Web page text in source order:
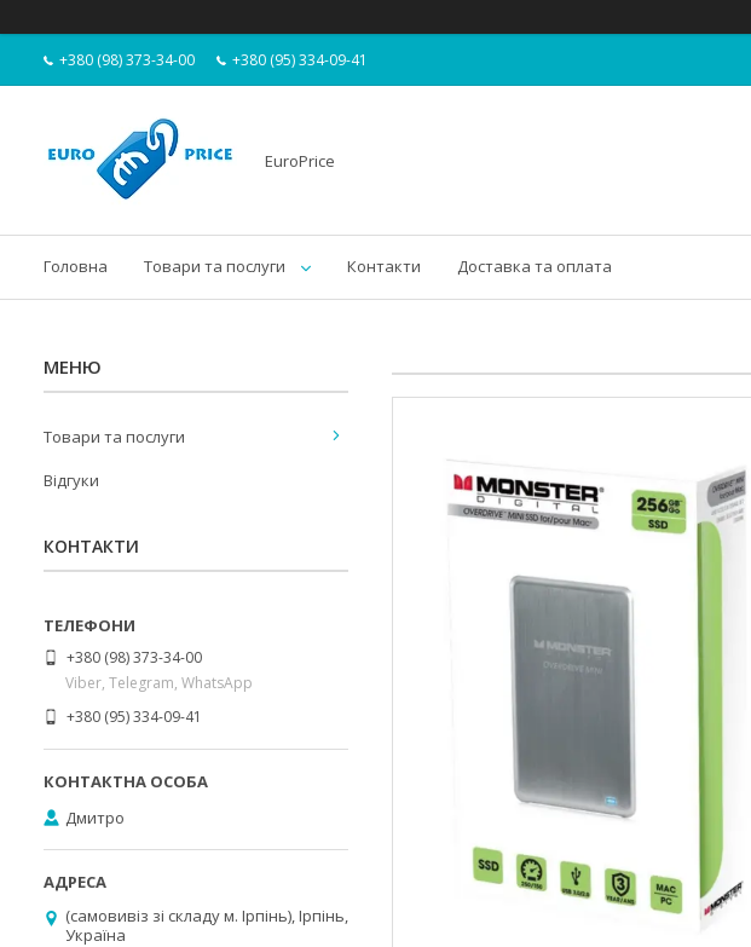
+380 (98) 373-34-00 +380 (95) 334-09-41
EuroPrice
Головна Товари та послуги Контакти Доставка та оплата
Товари та послуги
Відгуки
КОНТАКТИ
+380 (98) 373-34-00
Viber, Telegram, WhatsApp
+380 (95) 334-09-41
Дмитро
(самовивіз зі складу м. Ірпінь), Ірпінь,
Україна